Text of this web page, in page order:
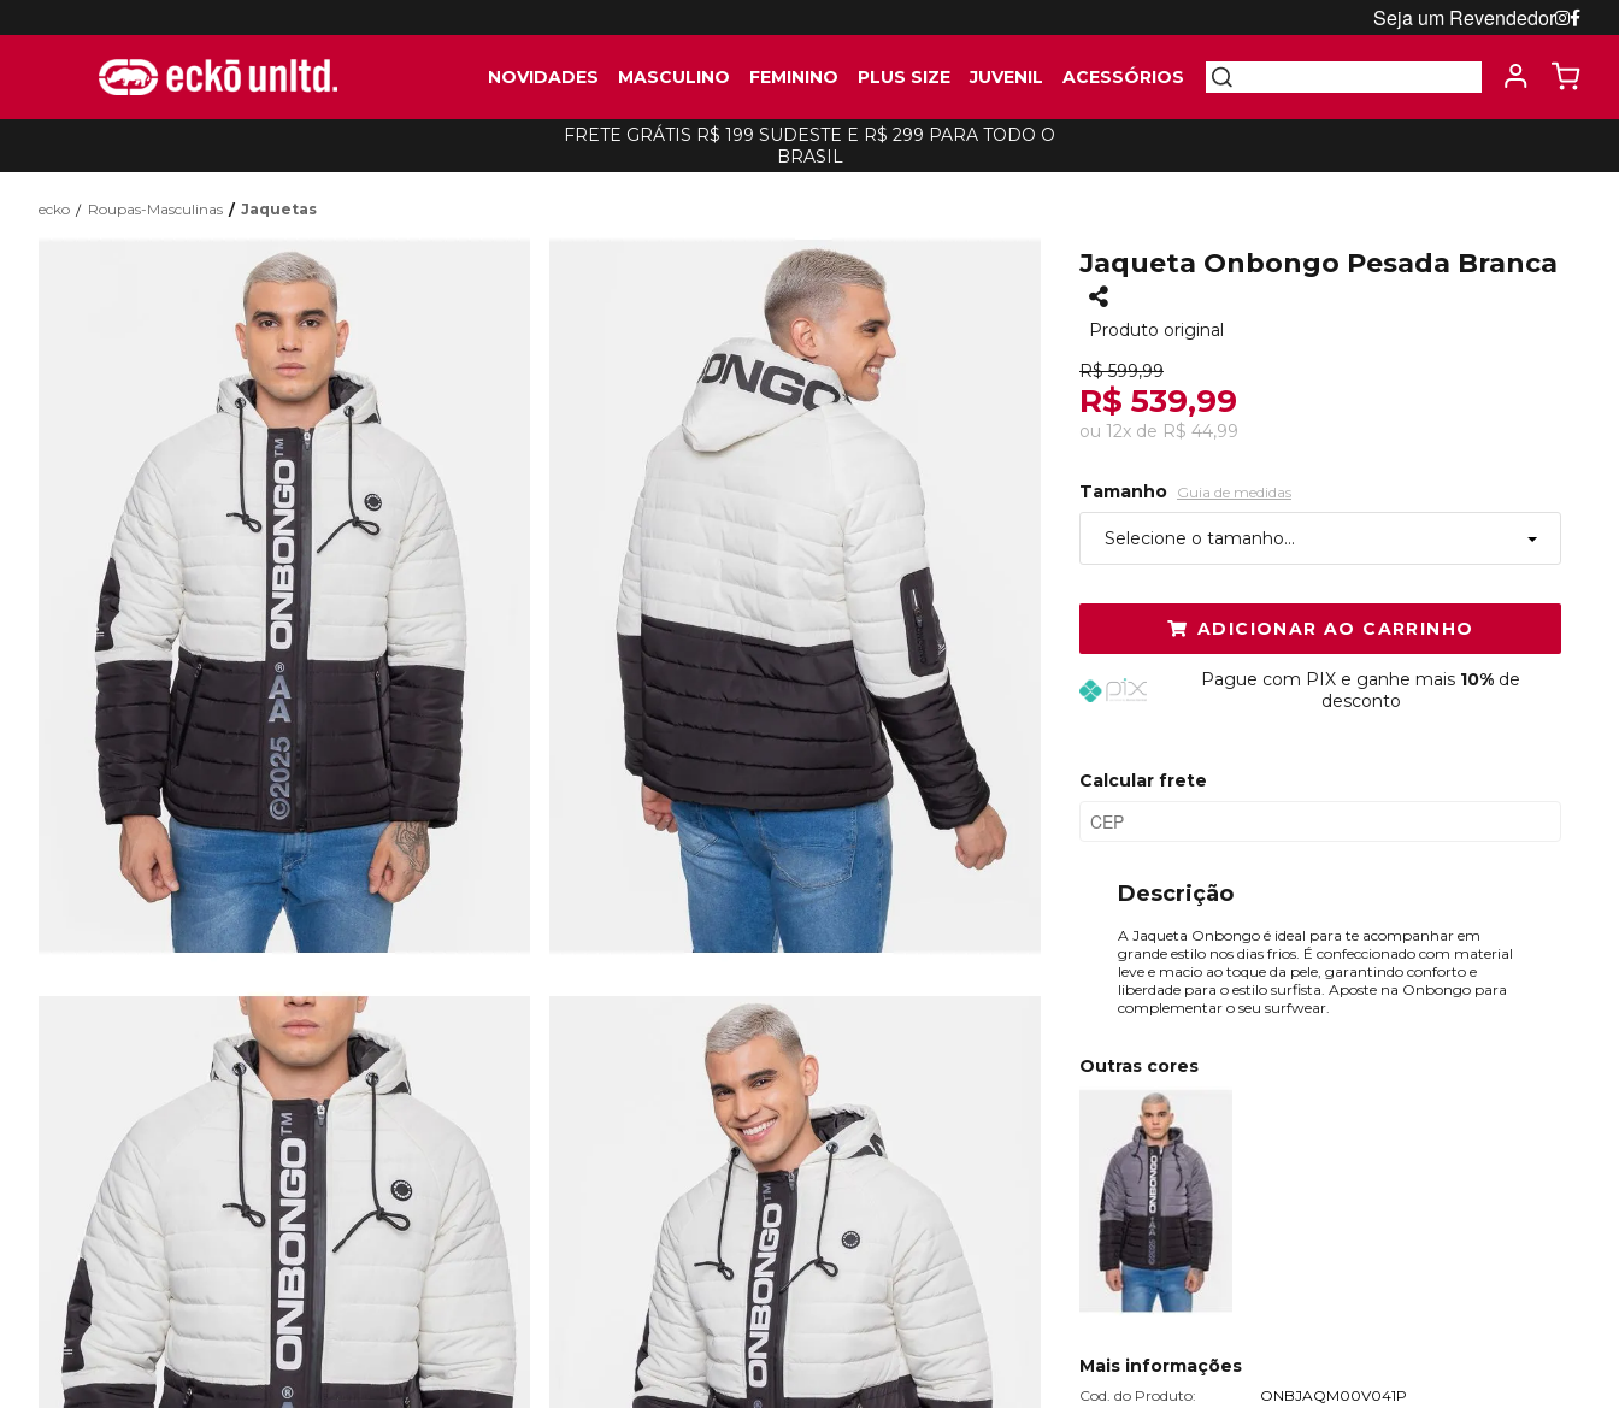
Seja um Revendedor
NOVIDADES MASCULINO FEMININO PLUS SIZE JUVENIL ACESSÓRIOS
FRETE GRÁTIS R$ 199 SUDESTE E R$ 299 PARA TODO O
BRASIL
ecko Roupas-Masculinas Jaquetas
Jaqueta Onbongo Pesada Branca
Produto original
R$ 599,99
R$ 539,99
ou 12x de R$ 44,99
Tamanho Guia de medidas
Selecione o tamanho...
Esgotado
G Esgotado
ADICIONAR AO CARRINHO
Pague com PIX e ganhe mais 10% de
desconto
Calcular frete
Descrição
A Jaqueta Onbongo é ideal para te acompanhar em
grande estilo nos dias frios. É confeccionado com material
leve e macio ao toque da pele, garantindo conforto e
liberdade para o estilo surfista. Aposte na Onbongo para
complementar o seu surfwear.
Outras cores
Mais informações
Cod. do Produto:
ONBJAQM00V041P